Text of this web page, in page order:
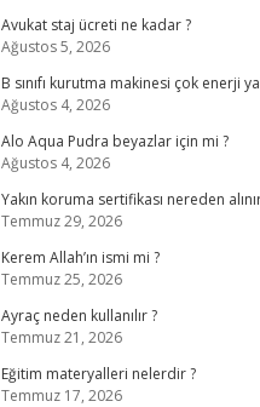
Avukat staj ücreti ne kadar ?
Ağustos 5, 2026
B sınıfı kurutma makinesi çok enerji
Ağustos 4, 2026
Alo Aqua Pudra beyazlar için mi ?
Ağustos 4, 2026
Yakın koruma sertifikası nereden
Temmuz 29, 2026
Kerem Allah’ın ismi mi ?
Temmuz 25, 2026
Ayraç neden kullanılır ?
Temmuz 21, 2026
Eğitim materyalleri nelerdir ?
Temmuz 17, 2026